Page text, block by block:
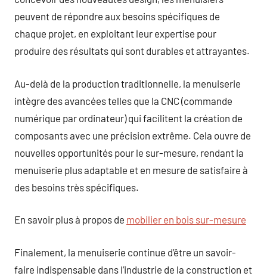
peuvent de répondre aux besoins spécifiques de
chaque projet, en exploitant leur expertise pour
produire des résultats qui sont durables et attrayantes.
Au-delà de la production traditionnelle, la menuiserie
intègre des avancées telles que la CNC (commande
numérique par ordinateur) qui facilitent la création de
composants avec une précision extrême. Cela ouvre de
nouvelles opportunités pour le sur-mesure, rendant la
menuiserie plus adaptable et en mesure de satisfaire à
des besoins très spécifiques.
En savoir plus à propos de mobilier en bois sur-mesure
Finalement, la menuiserie continue d’être un savoir-
faire indispensable dans l’industrie de la construction et